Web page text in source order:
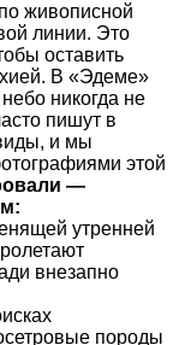
живописной
линии. Это
оставить
В «Эдеме»
никогда не
пишут в
и мы
этой
—
утренней
внезапно
породы